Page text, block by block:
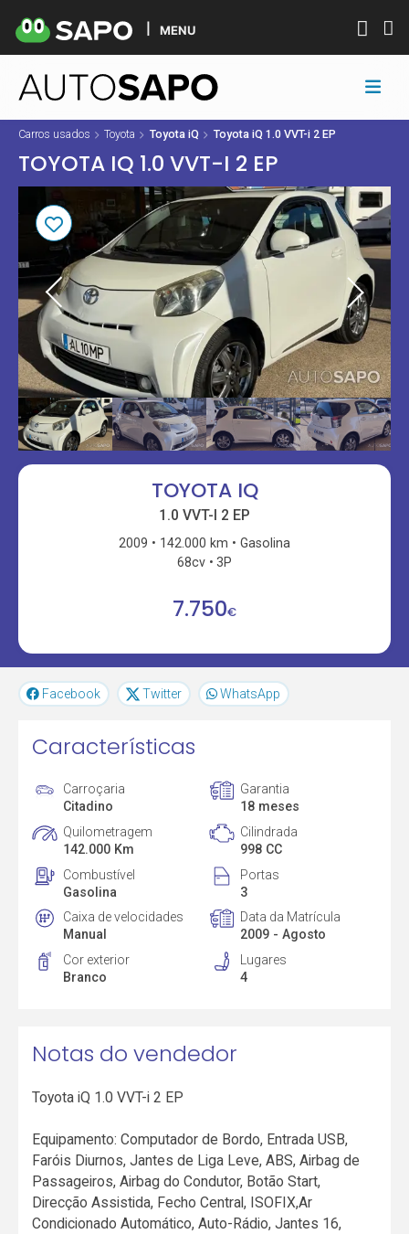
MENU
Carros usados Toyota Toyota iQ Toyota iQ 1.0 VVT-i 2 EP
TOYOTA IQ 1.0 VVT-I 2 EP
TOYOTA IQ
1.0 VVT-I 2 EP
2009 142.000 km
Gasolina
68cv
3P
7.750€
Facebook Twitter WhatsApp
Características
Carroçaria
Citadino
Garantia
18 meses
Quilometragem
142.000 Km
Cilindrada
998 CC
Combustível
Gasolina
Portas
3
Caixa de velocidades
Manual
Data da Matrícula
2009 - Agosto
Cor exterior
Branco
Lugares
4
Notas do vendedor
Toyota iQ 1.0 VVT-i 2 EP
Equipamento: Computador de Bordo, Entrada USB,
Faróis Diurnos, Jantes de Liga Leve, ABS, Airbag de
Passageiros, Airbag do Condutor, Botão Start,
Direcção Assistida, Fecho Central, ISOFIX,Ar
Condicionado Automático, Auto-Rádio, Jantes 16,